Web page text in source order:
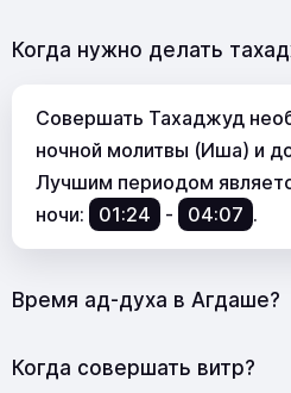
Когда нужно делать
Совершать Тахаджуд
ночной молитвы (Иша) и
Лучшим периодом
ночи:
01:24 - 04:07 .
Время ад-духа в Агдаше?
Когда совершать витр?